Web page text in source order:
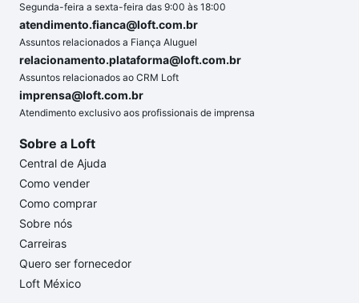
Segunda-feira a sexta-feira das 9:00 às 18:00
atendimento.fianca@loft.com.br
Assuntos relacionados a Fiança Aluguel
relacionamento.plataforma@loft.com.br
Assuntos relacionados ao CRM Loft
imprensa@loft.com.br
Atendimento exclusivo aos profissionais de imprensa
Sobre a Loft
Central de Ajuda
Como vender
Como comprar
Sobre nós
Carreiras
Quero ser fornecedor
Loft México